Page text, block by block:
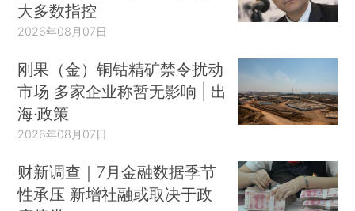
大多数指控
2026年08月07日
刚果（金）铜钴精矿禁令扰动
市场 多家企业称暂无影响 | 出
海·政策
2026年08月07日
财新调查｜7月金融数据季节
性承压 新增社融或取决于政